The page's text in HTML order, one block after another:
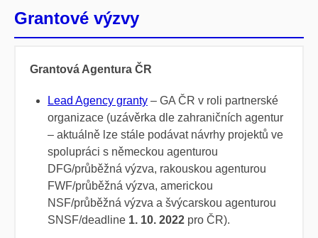
Grantové výzvy
Grantová Agentura ČR
Lead Agency granty – GA ČR v roli partnerské
organizace (uzávěrka dle zahraničních agentur
– aktuálně lze stále podávat návrhy projektů ve
spolupráci s německou agenturou
DFG/průběžná výzva, rakouskou agenturou
FWF/průběžná výzva, americkou
NSF/průběžná výzva a švýcarskou agenturou
SNSF/deadline 1. 10. 2022 pro ČR).